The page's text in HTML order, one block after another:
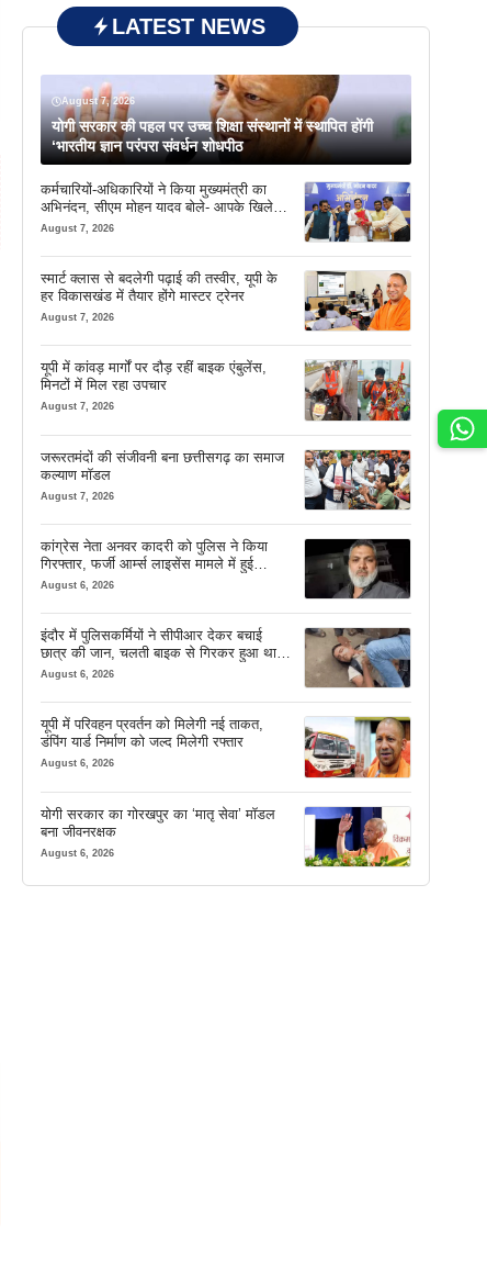
LATEST NEWS
August 7, 2026
योगी सरकार की पहल पर उच्च शिक्षा संस्थानों में स्थापित होंगी
‘भारतीय ज्ञान परंपरा संवर्धन शोधपीठ
कर्मचारियों-अधिकारियों ने किया मुख्यमंत्री का
अभिनंदन, सीएम मोहन यादव बोले- आपके खिले
चेहरे देखकर आनंद आता है
August 7, 2026
स्मार्ट क्लास से बदलेगी पढ़ाई की तस्वीर, यूपी के
हर विकासखंड में तैयार होंगे मास्टर ट्रेनर
August 7, 2026
यूपी में कांवड़ मार्गों पर दौड़ रहीं बाइक एंबुलेंस,
मिनटों में मिल रहा उपचार
August 7, 2026
जरूरतमंदों की संजीवनी बना छत्तीसगढ़ का समाज
कल्याण मॉडल
August 7, 2026
कांग्रेस नेता अनवर कादरी को पुलिस ने किया
गिरफ्तार, फर्जी आर्म्स लाइसेंस मामले में हुई
कार्रवाई
August 6, 2026
इंदौर में पुलिसकर्मियों ने सीपीआर देकर बचाई
छात्र की जान, चलती बाइक से गिरकर हुआ था
बेहोश
August 6, 2026
यूपी में परिवहन प्रवर्तन को मिलेगी नई ताकत,
डंपिंग यार्ड निर्माण को जल्द मिलेगी रफ्तार
August 6, 2026
योगी सरकार का गोरखपुर का ‘मातृ सेवा’ मॉडल
बना जीवनरक्षक
August 6, 2026